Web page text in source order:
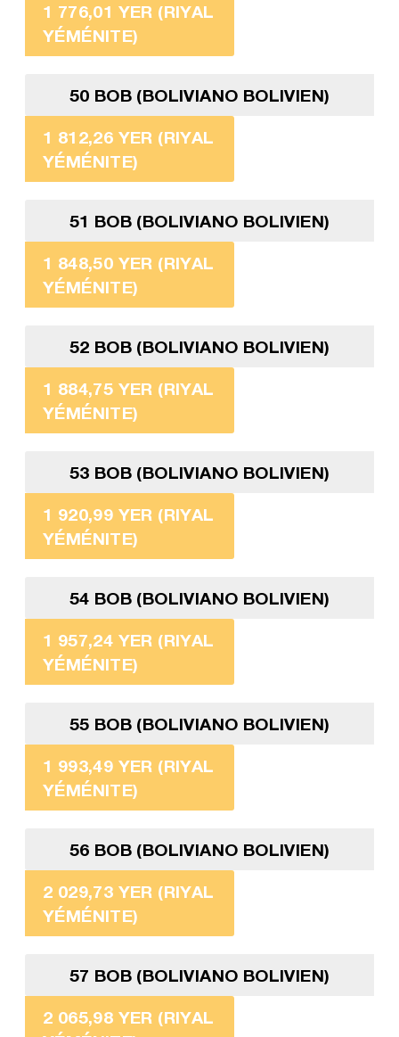
1 776,01 YER (RIYAL
YÉMÉNITE)
50 BOB (BOLIVIANO BOLIVIEN)
1 812,26 YER (RIYAL
YÉMÉNITE)
51 BOB (BOLIVIANO BOLIVIEN)
1 848,50 YER (RIYAL
YÉMÉNITE)
52 BOB (BOLIVIANO BOLIVIEN)
1 884,75 YER (RIYAL
YÉMÉNITE)
53 BOB (BOLIVIANO BOLIVIEN)
1 920,99 YER (RIYAL
YÉMÉNITE)
54 BOB (BOLIVIANO BOLIVIEN)
1 957,24 YER (RIYAL
YÉMÉNITE)
55 BOB (BOLIVIANO BOLIVIEN)
1 993,49 YER (RIYAL
YÉMÉNITE)
56 BOB (BOLIVIANO BOLIVIEN)
2 029,73 YER (RIYAL
YÉMÉNITE)
57 BOB (BOLIVIANO BOLIVIEN)
2 065,98 YER (RIYAL